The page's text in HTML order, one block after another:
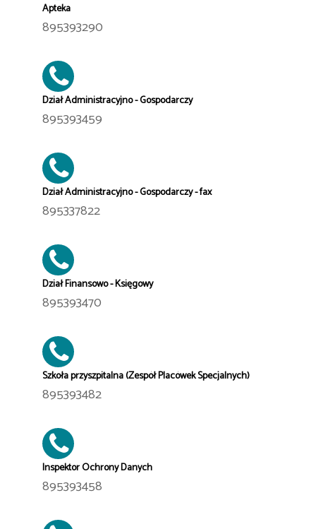
Apteka
895393290
Dział Administracyjno - Gospodarczy
895393459
Dział Administracyjno - Gospodarczy - fax
895337822
Dział Finansowo - Księgowy
895393470
Szkoła przyszpitalna (Zespół Placówek Specjalnych)
895393482
Inspektor Ochrony Danych
895393458